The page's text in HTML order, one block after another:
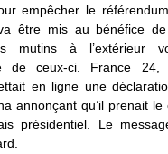
empêcher le
être mis au bénéfice
mutins à l’extérieur
de ceux-ci. France
en ligne une
annonçant qu’il prenait le
présidentiel. Le